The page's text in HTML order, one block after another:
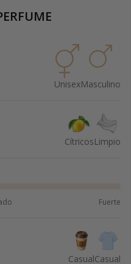
UnisexMasculino
CítricosLimpio
Fuerte
CasualCasual